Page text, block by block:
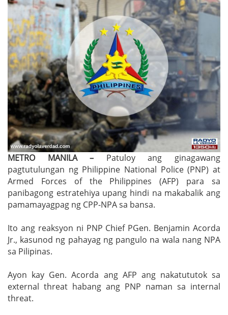
METRO MANILA – Patuloy ang ginagawang
pagtutulungan ng Philippine National Police (PNP) at
Armed Forces of the Philippines (AFP) para sa
panibagong estratehiya upang hindi na makabalik ang
pamamayagpag ng CPP-NPA sa bansa.
Ito ang reaksyon ni PNP Chief PGen. Benjamin Acorda
Jr., kasunod ng pahayag ng pangulo na wala nang NPA
sa Pilipinas.
Ayon kay Gen. Acorda ang AFP ang nakatututok sa
external threat habang ang PNP naman sa internal
threat.